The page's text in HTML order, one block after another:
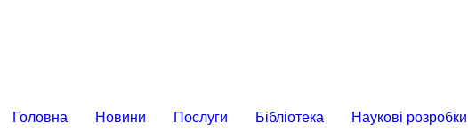
Головна Новини Послуги Бібліотека Наукові розробки